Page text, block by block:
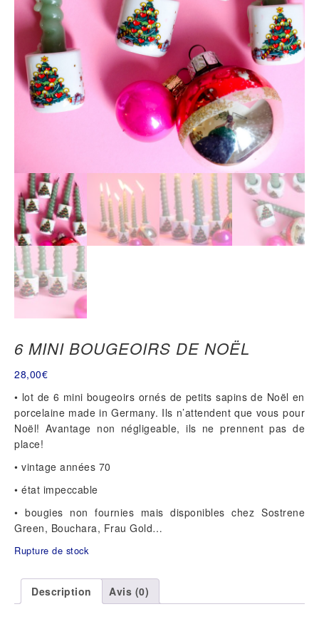
6 MINI BOUGEOIRS DE NOËL
28,00€
• lot de 6 mini bougeoirs ornés de petits sapins de Noël en
porcelaine made in Germany. Ils n’attendent que vous pour
Noël! Avantage non négligeable, ils ne prennent pas de
place!
• vintage années 70
• état impeccable
• bougies non fournies mais disponibles chez Sostrene
Green, Bouchara, Frau Gold…
Rupture de stock
Description Avis (0)